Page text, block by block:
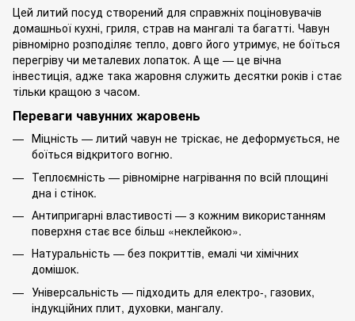
Цей литий посуд створений для справжніх поціновувачів
домашньої кухні, гриля, страв на мангалі та багатті. Чавун
рівномірно розподіляє тепло, довго його утримує, не боїться
перегріву чи металевих лопаток. А ще — це вічна
інвестиція, адже така жаровня служить десятки років і стає
тільки кращою з часом.
Переваги чавунних жаровень
Міцність — литий чавун не тріскає, не деформується, не
боїться відкритого вогню.
Теплоємність — рівномірне нагрівання по всій площині
дна і стінок.
Антипригарні властивості — з кожним використанням
поверхня стає все більш «неклейкою».
Натуральність — без покриттів, емалі чи хімічних
домішок.
Універсальність — підходить для електро-, газових,
індукційних плит, духовки, мангалу.